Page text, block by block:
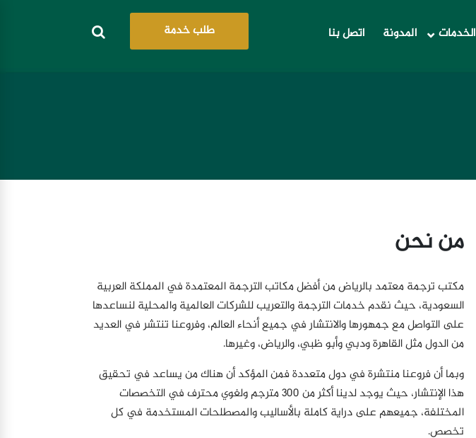
الخدمات المدونة اتصل بنا طلب خدمة
من نحن
مكتب ترجمة معتمد بالرياض من أفضل مكاتب الترجمة المعتمدة في المملكة العربية
السعودية، حيث نقدم خدمات الترجمة والتعريب للشركات العالمية والمحلية لنساعدها
على التواصل مع جمهورها والانتشار في جميع أنحاء العالم، وفروعنا تنتشر في العديد
من الدول مثل القاهرة ودبي وأبو ظبي، والرياض، وغيرها.
وبما أن فروعنا منتشرة في دول متعددة فمن المؤكد أن هناك من يساعد في تحقيق
هذا الإنتشار، حيث يوجد لدينا أكثر من 300 مترجم ولغوي محترف في التخصصات
المختلفة، جميعهم على دراية كاملة بالأساليب والمصطلحات المستخدمة في كل
تخصص.